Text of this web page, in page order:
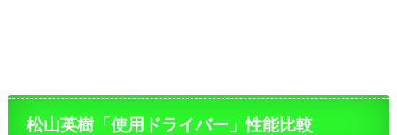
松山英樹「使用ドライバー」性能比較